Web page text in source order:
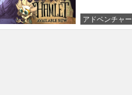
アドベンチャー